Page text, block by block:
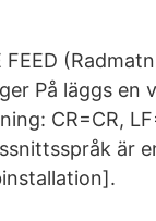
FEED
På läggs en
CR=CR,
är